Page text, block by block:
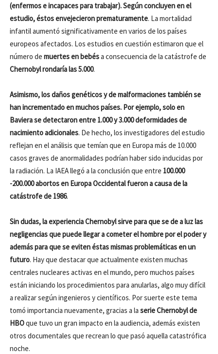
(enfermos e incapaces para trabajar). Según concluyen en el
estudio, éstos envejecieron prematuramente. La mortalidad
infantil aumentó significativamente en varios de los países
europeos afectados. Los estudios en cuestión estimaron que el
número de muertes en bebésa consecuencia de la catástrofe de
Chernobyl rondaría las 5.000.
Asimismo, los daños genéticos y de malformaciones también se
han incrementado en muchos países. Por ejemplo, solo en
Baviera se detectaron entre 1.000 y 3.000 deformidades de
nacimiento adicionales. De hecho, los investigadores del estudio
reflejan en el análisis que temían que en Europa más de 10.000
casos graves de anormalidades podrían haber sido inducidas por
la radiación. La IAEA llegó a la conclusión que entre 100.000
-200.000 abortos en Europa Occidental fueron a causa de la
catástrofe de 1986.
Sin dudas, la experiencia Chernobyl sirve para que se de a luz las
negligencias que puede llegar a cometer el hombre por el poder y
además para que se eviten éstas mismas problemáticas en un
futuro. Hay que destacar que actualmente existen muchas
centrales nucleares activas en el mundo, pero muchos países
están iniciando los procedimientos para anularlas, algo muy difícil
a realizar según ingenieros y científicos. Por suerte este tema
tomó importancia nuevamente, gracias a la serie Chernobyl de
HBOque tuvo un gran impacto en la audiencia, además existen
otros documentales que recrean lo que pasó aquella catastrófica
noche.